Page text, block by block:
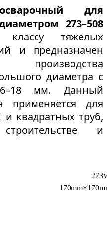
для
273–508
тяжёлых
и предназначен
диаметра с
мм. Данный
применяется для
и квадратных труб,
и